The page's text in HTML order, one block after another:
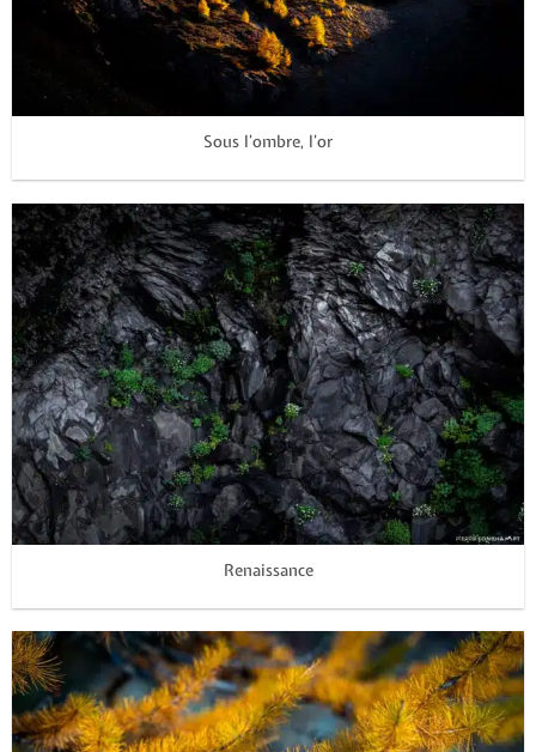
Sous l’ombre, l’or
Renaissance